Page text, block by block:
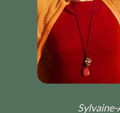
Sylvaine-